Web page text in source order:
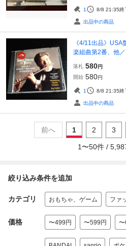
1 8/8 21:35終
出品中の商品
《4/11出品》
楽組曲第2番、他
落札 580円
開始 580円
1 8/8 21:35終
出品中の商品
前へ 1 2 3
1 〜50件 /
絞り込み条件を追加
カテゴリ おもちゃ、ゲーム ファ
価格 〜499円 〜599円